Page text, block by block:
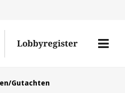
Lobbyregister
Menü
Gutachten